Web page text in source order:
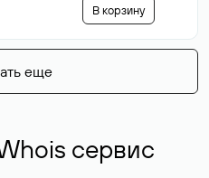
В корзину
еще
сервис